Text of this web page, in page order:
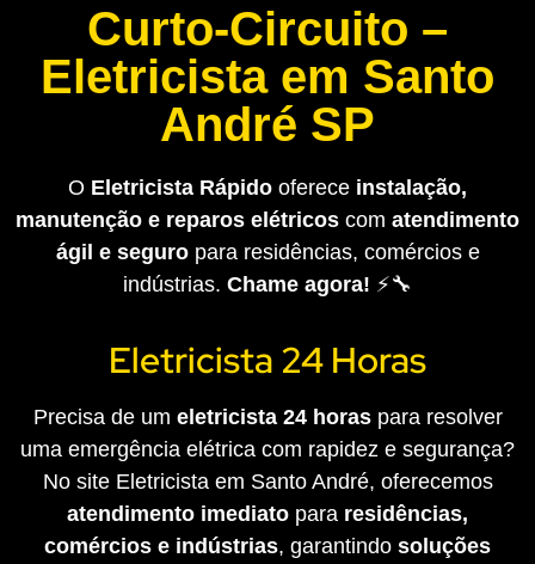
Curto-Circuito –
Eletricista em Santo
André SP
O Eletricista Rápido oferece instalação,
manutenção e reparos elétricos com atendimento
ágil e seguropara residências, comércios e
indústrias. Chame agora! ⚡🔧
Eletricista 24 Horas
Precisa de um eletricista 24 horaspara resolver
uma emergência elétrica com rapidez e segurança?
No site Eletricista em Santo André, oferecemos
atendimento imediato para residências,
comércios e indústrias, garantindo soluções